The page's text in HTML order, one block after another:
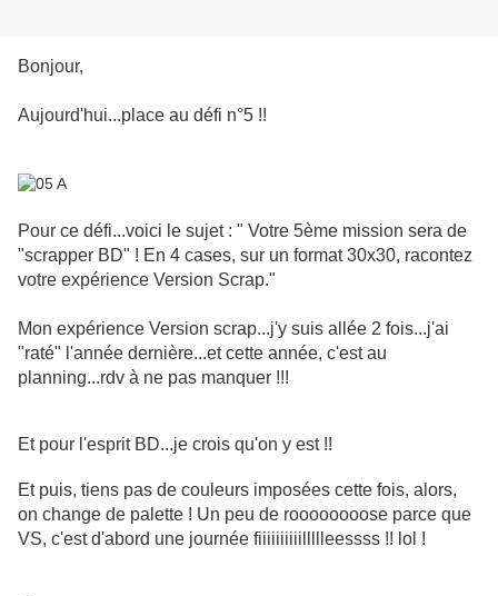
Bonjour,
Aujourd'hui...place au défi n°5 !!
Pour ce défi...voici le sujet : " Votre 5ème mission sera de
"scrapper BD" ! En 4 cases, sur un format 30x30, racontez
votre expérience Version Scrap."
Mon expérience Version scrap...j'y suis allée 2 fois...j'ai
"raté" l'année dernière...et cette année, c'est au
planning...rdv à ne pas manquer !!!
Et pour l'esprit BD...je crois qu'on y est !!
Et puis, tiens pas de couleurs imposées cette fois, alors,
on change de palette ! Un peu de roooooooose parce que
VS, c'est d'abord une journée fiiiiiiiiiillllleessss !! lol !